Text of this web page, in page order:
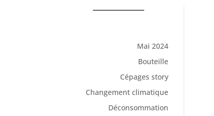
Mai 2024
Bouteille
Cépages story
Changement climatique
Déconsommation